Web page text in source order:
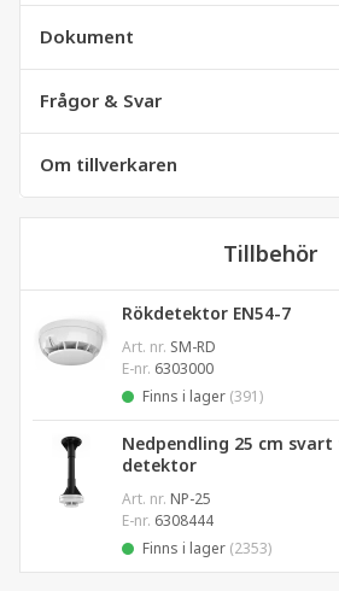
Dokument
Frågor & Svar
Om tillverkaren
Tillbehör
Rökdetektor EN54-7
Art. nr. SM-RD
E-nr. 6303000
Finns i lager (391)
Nedpendling 25 cm
detektor
Art. nr. NP-25
E-nr. 6308444
Finns i lager (2353)